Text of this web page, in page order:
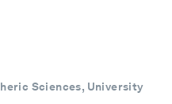
Sciences, University